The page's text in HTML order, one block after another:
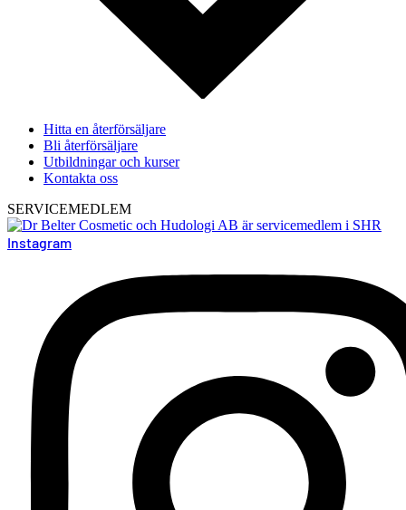
Hitta en återförsäljare
Bli återförsäljare
Utbildningar och kurser
Kontakta oss
SERVICEMEDLEM
Instagram